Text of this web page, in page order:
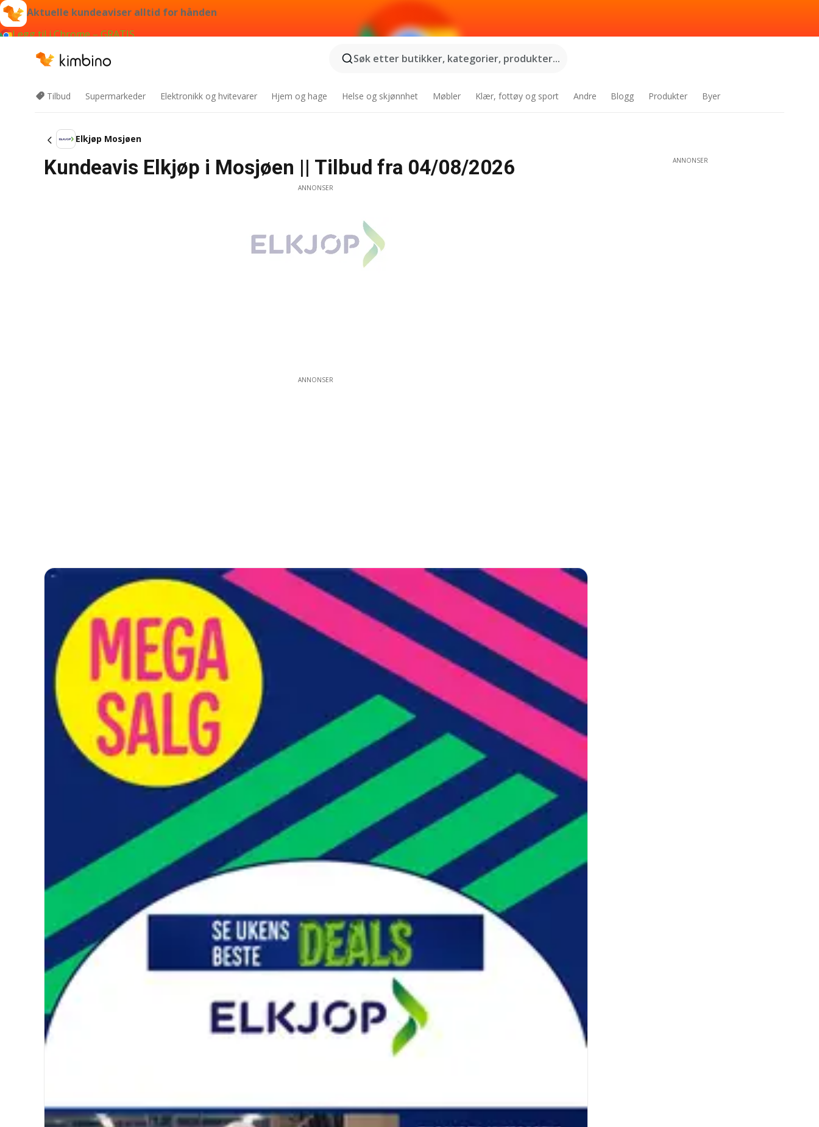
Aktuelle kundeaviser alltid for hånden
Legg til i Chrome – GRATIS
Søk etter butikker, kategorier, produkter...
Tilbud Supermarkeder Elektronikk og hvitevarer Hjem og hage Helse og skjønnhet Møbler Klær, fottøy og sport Andre Blogg Produkter Byer
Elkjøp Mosjøen
Kundeavis Elkjøp i Mosjøen || Tilbud fra 04/08/2026
ANNONSER
ANNONSER
ANNONSER